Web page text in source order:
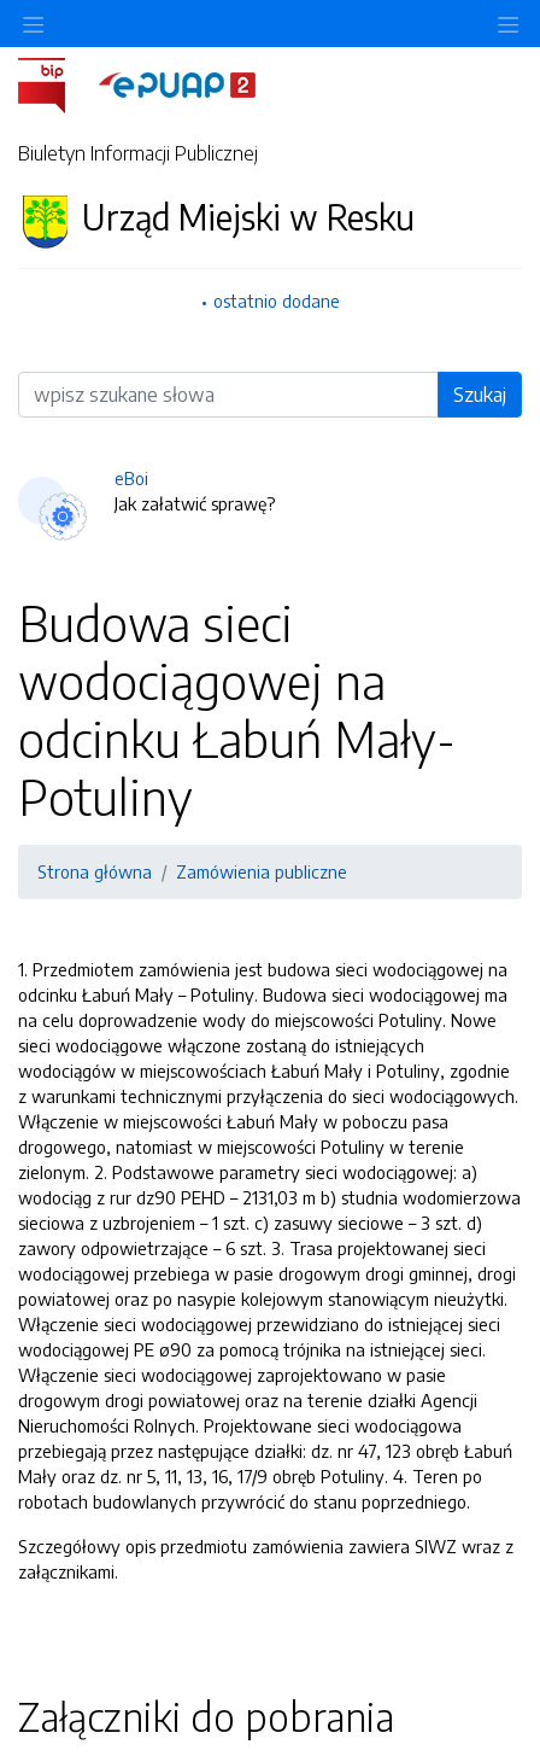
Biuletyn Informacji Publicznej
Urząd Miejski w Resku
ostatnio dodane
Wyszukiwarka Szukaj
eBoi
Jak załatwić sprawę?
Budowa sieci
wodociągowej na
odcinku Łabuń Mały-
Potuliny
Strona główna Zamówienia publiczne
1. Przedmiotem zamówienia jest budowa sieci wodociągowej na
odcinku Łabuń Mały – Potuliny. Budowa sieci wodociągowej ma
na celu doprowadzenie wody do miejscowości Potuliny. Nowe
sieci wodociągowe włączone zostaną do istniejących
wodociągów w miejscowościach Łabuń Mały i Potuliny, zgodnie
z warunkami technicznymi przyłączenia do sieci wodociągowych.
Włączenie w miejscowości Łabuń Mały w poboczu pasa
drogowego, natomiast w miejscowości Potuliny w terenie
zielonym. 2. Podstawowe parametry sieci wodociągowej: a)
wodociąg z rur dz90 PEHD – 2131,03 m b) studnia wodomierzowa
sieciowa z uzbrojeniem – 1 szt. c) zasuwy sieciowe – 3 szt. d)
zawory odpowietrzające – 6 szt. 3. Trasa projektowanej sieci
wodociągowej przebiega w pasie drogowym drogi gminnej, drogi
powiatowej oraz po nasypie kolejowym stanowiącym nieużytki.
Włączenie sieci wodociągowej przewidziano do istniejącej sieci
wodociągowej PE ø90 za pomocą trójnika na istniejącej sieci.
Włączenie sieci wodociągowej zaprojektowano w pasie
drogowym drogi powiatowej oraz na terenie działki Agencji
Nieruchomości Rolnych. Projektowane sieci wodociągowa
przebiegają przez następujące działki: dz. nr 47, 123 obręb Łabuń
Mały oraz dz. nr 5, 11, 13, 16, 17/9 obręb Potuliny. 4. Teren po
robotach budowlanych przywrócić do stanu poprzedniego.
Szczegółowy opis przedmiotu zamówienia zawiera SIWZ wraz z
załącznikami.
Załączniki do pobrania